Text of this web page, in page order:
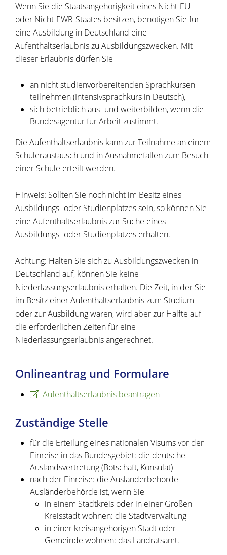
Wenn Sie die Staatsangehörigkeit eines Nicht-EU-
oder Nicht-EWR-Staates besitzen, benötigen Sie für
eine Ausbildung in Deutschland eine
Aufenthaltserlaubnis zu Ausbildungszwecken. Mit
dieser Erlaubnis dürfen Sie
an nicht studienvorbereitenden Sprachkursen
teilnehmen (Intensivsprachkurs in Deutsch),
sich betrieblich aus- und weiterbilden, wenn die
Bundesagentur für Arbeit zustimmt.
Die Aufenthaltserlaubnis kann zur Teilnahme an einem
Schüleraustausch und in Ausnahmefällen zum Besuch
einer Schule erteilt werden.
Hinweis: Sollten Sie noch nicht im Besitz eines
Ausbildungs- oder Studienplatzes sein, so können Sie
eine Aufenthaltserlaubnis zur Suche eines
Ausbildungs- oder Studienplatzes erhalten.
Achtung: Halten Sie sich zu Ausbildungszwecken in
Deutschland auf, können Sie keine
Niederlassungserlaubnis erhalten. Die Zeit, in der Sie
im Besitz einer Aufenthaltserlaubnis zum Studium
oder zur Ausbildung waren, wird aber zur Hälfte auf
die erforderlichen Zeiten für eine
Niederlassungserlaubnis angerechnet.
Onlineantrag und Formulare
Aufenthaltserlaubnis beantragen
Zuständige Stelle
für die Erteilung eines nationalen Visums vor der
Einreise in das Bundesgebiet: die deutsche
Auslandsvertretung (Botschaft, Konsulat)
nach der Einreise: die Ausländerbehörde
Ausländerbehörde ist, wenn Sie
in einem Stadtkreis oder in einer Großen
Kreisstadt wohnen: die Stadtverwaltung
in einer kreisangehörigen Stadt oder
Gemeinde wohnen: das Landratsamt.